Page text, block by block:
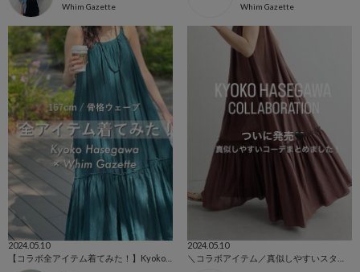
Whim Gazette
Whim Gazette
2024.05.10
2024.05.10